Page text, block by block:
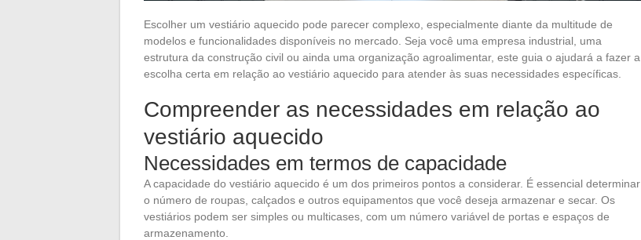
Escolher um vestiário aquecido pode parecer complexo, especialmente diante da multitude de
modelos e funcionalidades disponíveis no mercado. Seja você uma empresa industrial, uma
estrutura da construção civil ou ainda uma organização agroalimentar, este guia o ajudará a fazer a
escolha certa em relação ao vestiário aquecido para atender às suas necessidades específicas.
Compreender as necessidades em relação ao
vestiário aquecido
Necessidades em termos de capacidade
A capacidade do vestiário aquecido é um dos primeiros pontos a considerar. É essencial determinar
o número de roupas, calçados e outros equipamentos que você deseja armazenar e secar. Os
vestiários podem ser simples ou multicases, com um número variável de portas e espaços de
armazenamento.